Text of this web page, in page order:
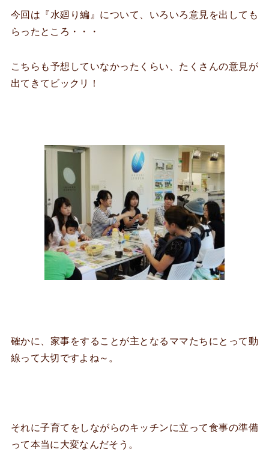
今回は『水廻り編』について、いろいろ意見を出しても
らったところ・・・
こちらも予想していなかったくらい、たくさんの意見が
出てきてビックリ！
確かに、家事をすることが主となるママたちにとって動
線って大切ですよね～。
それに子育てをしながらのキッチンに立って食事の準備
って本当に大変なんだそう。